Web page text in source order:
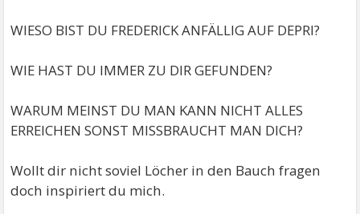
Licht spenden, schenken, aber sie ist auch doppelt
versuchen anders zu leben. Einen Lebensstil
versuchen zu finden, das ich nicht überbeansprucht
Folgen für dich und deine Familie haben.
Dann bin ich laufend müde, frustriert, meine ganze
WIESO BIST DU FREDERICK ANFÄLLIG AUF DEPRI?
WIE HAST DU IMMER ZU DIR GEFUNDEN?
WARUM MEINST DU MAN KANN NICHT ALLES
ERREICHEN SONST MISSBRAUCHT MAN DICH?
Wollt dir nicht soviel Löcher in den Bauch fragen
doch inspiriert du mich.